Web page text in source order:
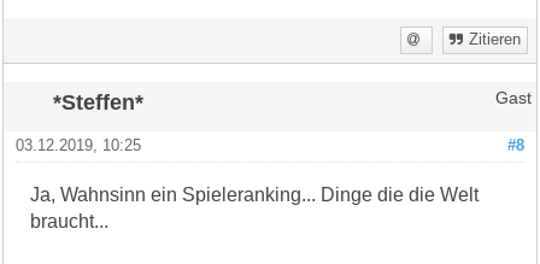
Zitieren
*Steffen* Gast
#8
03.12.2019, 10:25
Ja, Wahnsinn ein Spieleranking... Dinge die die Welt
braucht...